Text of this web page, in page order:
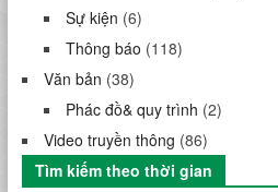
Sự kiện (6)
Thông báo (118)
Văn bản (38)
Phác đồ& quy trình (2)
Video truyền thông (86)
Tìm kiếm theo thời gian